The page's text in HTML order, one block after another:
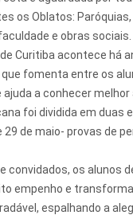
os Oblatos:
e obras sociais.
Curitiba acontece há
que fomenta entre os
a conhecer melhor
foi dividida em duas
29 de maio- provas de
convidados, os alunos
empenho e
espalhando a